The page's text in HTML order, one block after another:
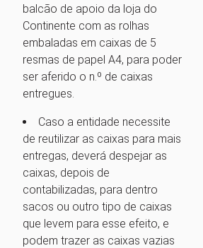
balcão de apoio da loja do
Continente com as rolhas
embaladas em caixas de 5
resmas de papel A4, para poder
ser aferido o n.º de caixas
entregues.
Caso a entidade necessite
de reutilizar as caixas para mais
entregas, deverá despejar as
caixas, depois de
contabilizadas, para dentro
sacos ou outro tipo de caixas
que levem para esse efeito, e
podem trazer as caixas vazias